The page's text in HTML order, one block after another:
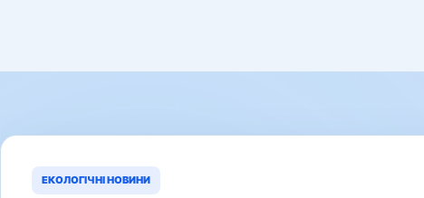
ЕКОЛОГІЧНІ НОВИНИ